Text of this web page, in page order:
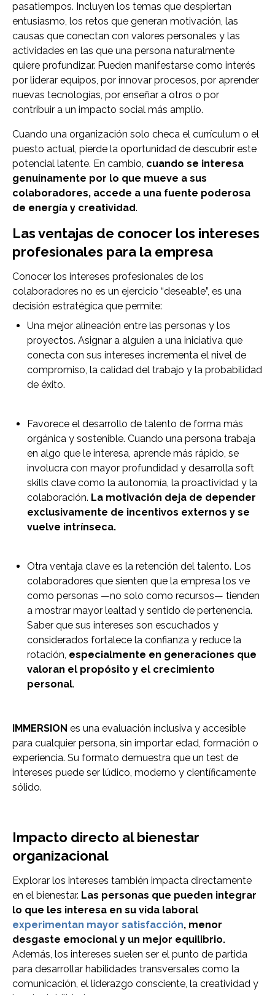
pasatiempos. Incluyen los temas que despiertan
entusiasmo, los retos que generan motivación, las
causas que conectan con valores personales y las
actividades en las que una persona naturalmente
quiere profundizar. Pueden manifestarse como interés
por liderar equipos, por innovar procesos, por aprender
nuevas tecnologías, por enseñar a otros o por
contribuir a un impacto social más amplio.
Cuando una organización solo checa el currículum o el
puesto actual, pierde la oportunidad de descubrir este
potencial latente. En cambio, cuando se interesa
genuinamente por lo que mueve a sus
colaboradores, accede a una fuente poderosa
de energía y creatividad.
Las ventajas de conocer los intereses
profesionales para la empresa
Conocer los intereses profesionales de los
colaboradores no es un ejercicio “deseable”, es una
decisión estratégica que permite:
Una mejor alineación entre las personas y los
proyectos. Asignar a alguien a una iniciativa que
conecta con sus intereses incrementa el nivel de
compromiso, la calidad del trabajo y la probabilidad
de éxito.
Favorece el desarrollo de talento de forma más
orgánica y sostenible. Cuando una persona trabaja
en algo que le interesa, aprende más rápido, se
involucra con mayor profundidad y desarrolla soft
skills clave como la autonomía, la proactividad y la
colaboración. La motivación deja de depender
exclusivamente de incentivos externos y se
vuelve intrínseca.
Otra ventaja clave es la retención del talento. Los
colaboradores que sienten que la empresa los ve
como personas —no solo como recursos— tienden
a mostrar mayor lealtad y sentido de pertenencia.
Saber que sus intereses son escuchados y
considerados fortalece la confianza y reduce la
rotación, especialmente en generaciones que
valoran el propósito y el crecimiento
personal.
IMMERSION es una evaluación inclusiva y accesible
para cualquier persona, sin importar edad, formación o
experiencia. Su formato demuestra que un test de
intereses puede ser lúdico, moderno y científicamente
sólido.
Impacto directo al bienestar
organizacional
Explorar los intereses también impacta directamente
en el bienestar. Las personas que pueden integrar
lo que les interesa en su vida laboral
experimentan mayor satisfacción, menor
desgaste emocional y un mejor equilibrio.
Además, los intereses suelen ser el punto de partida
para desarrollar habilidades transversales como la
comunicación, el liderazgo consciente, la creatividad y